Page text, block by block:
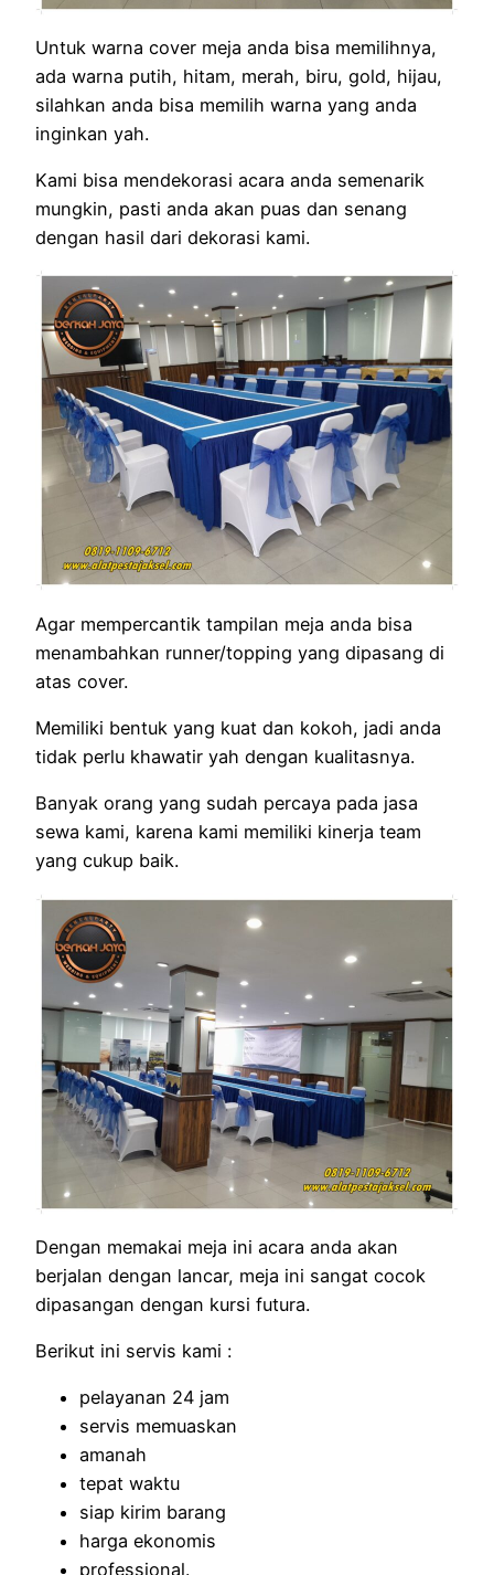
Untuk warna cover meja anda bisa memilihnya,
ada warna putih, hitam, merah, biru, gold, hijau,
silahkan anda bisa memilih warna yang anda
inginkan yah.
Kami bisa mendekorasi acara anda semenarik
mungkin, pasti anda akan puas dan senang
dengan hasil dari dekorasi kami.
Agar mempercantik tampilan meja anda bisa
menambahkan runner/topping yang dipasang di
atas cover.
Memiliki bentuk yang kuat dan kokoh, jadi anda
tidak perlu khawatir yah dengan kualitasnya.
Banyak orang yang sudah percaya pada jasa
sewa kami, karena kami memiliki kinerja team
yang cukup baik.
Dengan memakai meja ini acara anda akan
berjalan dengan lancar, meja ini sangat cocok
dipasangan dengan kursi futura.
Berikut ini servis kami :
pelayanan 24 jam
servis memuaskan
amanah
tepat waktu
siap kirim barang
harga ekonomis
professional.